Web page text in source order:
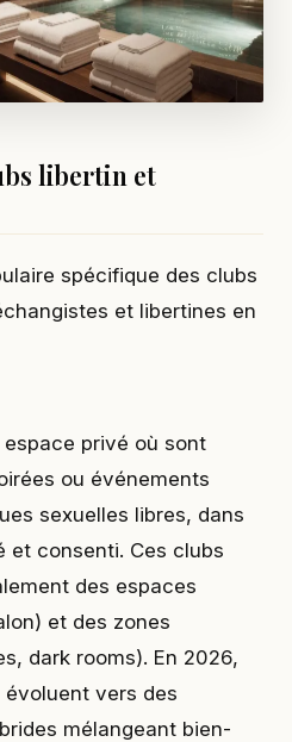
libertin et
spécifique des clubs
et libertines en
privé où sont
ou événements
sexuelles libres, dans
et consenti. Ces clubs
des espaces
et des zones
dark rooms). En 2026,
vers des
mélangeant bien-